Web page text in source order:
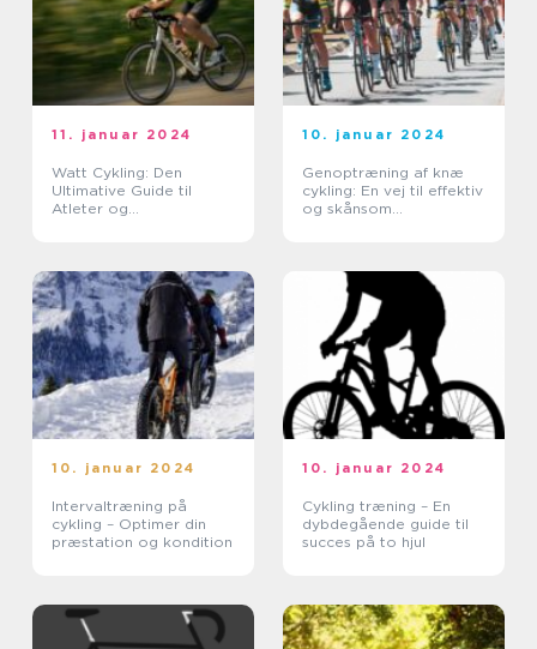
11. januar 2024
Watt Cykling: Den
Ultimative Guide til
Atleter og
10. januar 2024
Genoptræning af knæ
cykling: En vej til effektiv
og skånsom
10. januar 2024
Intervaltræning på
cykling – Optimer din
præstation og kondition
10. januar 2024
Cykling træning – En
dybdegående guide til
succes på to hjul